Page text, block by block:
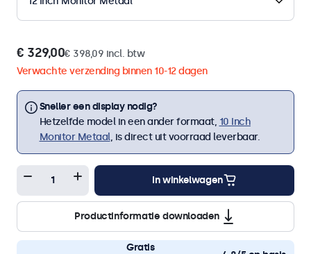
€ 329,00€ 398,09 incl. btw
Verwachte verzending binnen 10-12 dagen
Sneller een display nodig?
Hetzelfde model in een ander formaat, 10 Inch
Monitor Metaal, is direct uit voorraad leverbaar.
In winkelwagen
Productinformatie downloaden
Gratis